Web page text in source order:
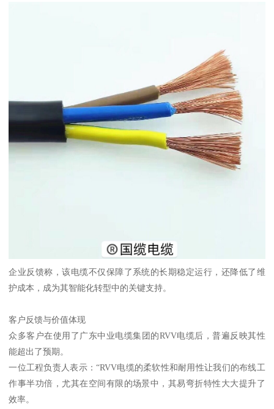
企业反馈称，该电缆不仅保障了系统的长期稳定运行，还降低了维
护成本，成为其智能化转型中的关键支持。
客户反馈与价值体现
众多客户在使用了广东中业电缆集团的RVV电缆后，普遍反映其性
能超出了预期。
一位工程负责人表示：“RVV电缆的柔软性和耐用性让我们的布线工
作事半功倍，尤其在空间有限的场景中，其易弯折特性大大提升了
效率。